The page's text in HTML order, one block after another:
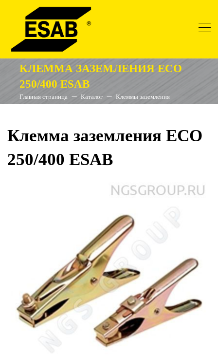
КЛЕММА ЗАЗЕМЛЕНИЯ ECO
250/400 ESAB
Главная страница Каталог Клеммы заземления
Клемма заземления ECO
250/400 ESAB